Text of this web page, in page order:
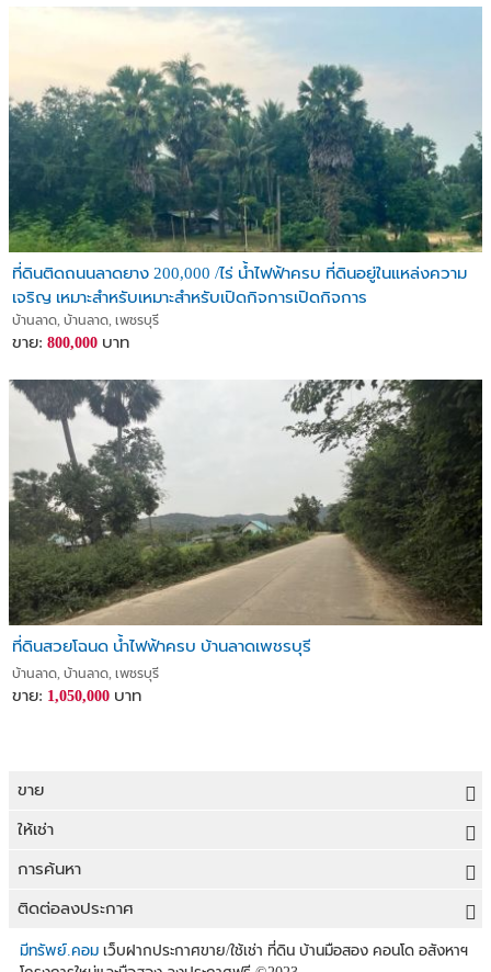
ที่ดินติดถนนลาดยาง 200,000 /ไร่ น้ำไฟฟ้าครบ ที่ดินอยู่ในแหล่งความ
เจริญ เหมาะสำหรับเหมาะสำหรับเปิดกิจการเปิดกิจการ
บ้านลาด, บ้านลาด, เพชรบุรี
ขาย: 800,000 บาท
ที่ดินสวยโฉนด น้ำไฟฟ้าครบ บ้านลาดเพชรบุรี
บ้านลาด, บ้านลาด, เพชรบุรี
ขาย: 1,050,000 บาท
ขาย
ขายที่ดิน
ขายบ้าน
ขายคอนโด
ให้เช่า
ให้เช่าที่ดิน
ให้เช่าบ้าน
ให้เช่าคอนโด
การค้นหา
ขายที่ดิน
ประกาศขายที่ดิน
ติดต่อลงประกาศ
ลงประกาศขายฟรี
มีทรัพย์.คอม เว็บฝากประกาศขาย/ใช้เช่า ที่ดิน บ้านมือสอง คอนโด อสังหาฯ